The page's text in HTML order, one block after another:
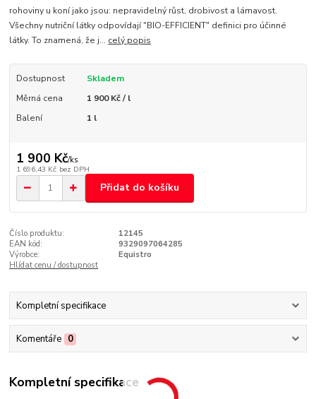
rohoviny u koní jako jsou: nepravidelný růst, drobivost a lámavost.
Všechny nutriční látky odpovídají "BIO-EFFICIENT" definici pro účinné
látky. To znamená, že j... celý popis
Dostupnost
Skladem
Měrná cena
1 900 Kč / l
Balení
1 l
1 900 Kč/ks
1 696,43 Kč bez DPH
Přidat do košíku
Číslo produktu:
12145
EAN kód:
9329097064285
Výrobce:
Equistro
Hlídat cenu / dostupnost
Kompletní specifikace
Komentáře 0
Kompletní specifikace